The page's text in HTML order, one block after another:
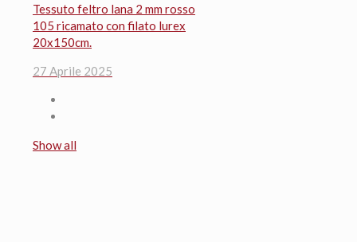
Tessuto feltro lana 2 mm rosso
105 ricamato con filato lurex
20x150cm.
27 Aprile 2025
Show all